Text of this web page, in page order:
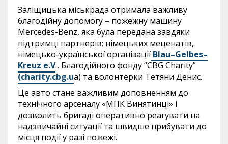
Заліщицька міськрада отримала важливу
благодійну допомогу – пожежну машину
Mercedes-Benz, яка була передана завдяки
підтримці партнерів: німецьких меценатів,
німецько-української організації Blau–Gelbes–
Kreuz e.V., Благодійного фонду “CBG Charity”
(charity.cbg.ua) та волонтерки Тетяни Денис.
Це авто стане важливим доповненням до
технічного арсеналу «МПК Винятинці» і
дозволить бригаді оперативно реагувати на
надзвичайні ситуації та швидше прибувати до
місця події у разі пожежі.